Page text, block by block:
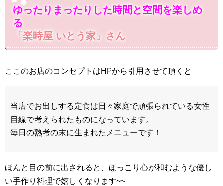
ゆったりまったりした時間と空間を楽しめ
る
「 楽時屋 いとう家 」さん
ここのお店のコンセプトはHPから引用させて頂くと
当店でお出しする定食は日々家庭で頑張られている女性
目線で考えられたものになっています。
毎日の熟考の末に生まれたメニューです！
ほんと目の前に出されると、ほっこり心が和むような優し
い手作り料理で嬉しくなります~~